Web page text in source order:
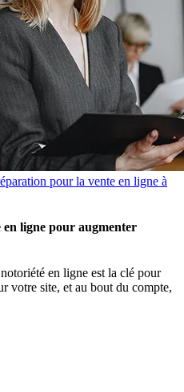
pour la vente en ligne à
en ligne pour augmenter
en ligne est la clé pour
votre site, et au bout du compte,